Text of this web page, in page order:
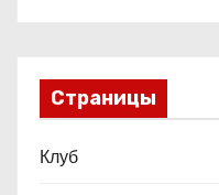
Страницы
Клуб